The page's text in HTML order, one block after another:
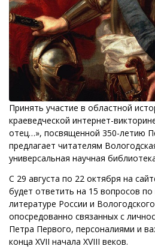
Принять участие в областной
краеведческой интернет-
отец…», посвященной 350-летию
предлагает читателям
универсальная научная
С 29 августа по 22 октября на
будет ответить на 15 вопросов по
литературе России и
опосредованно связанных с
Петра Первого, персоналиями и
конца XVII начала XVIII веков.